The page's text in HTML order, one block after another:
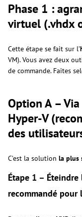
Phase 1 :
virtuel (.vhdx
Cette étape se fait sur l’
VM). Vous avez deux
de commande. Faites
Option A –
Hyper-V
des
C’est la solution la plus
Étape 1 –
recommandé pour